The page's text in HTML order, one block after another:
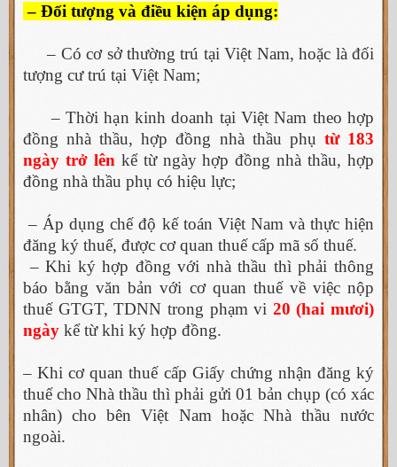
– Đối tượng và điều kiện áp dụng:
– Có cơ sở thường trú tại Việt Nam, hoặc là đối
tượng cư trú tại Việt Nam;
– Thời hạn kinh doanh tại Việt Nam theo hợp
đồng nhà thầu, hợp đồng nhà thầu phụ từ 183
ngày trở lên kể từ ngày hợp đồng nhà thầu, hợp
đồng nhà thầu phụ có hiệu lực;
– Áp dụng chế độ kế toán Việt Nam và thực hiện
đăng ký thuế, được cơ quan thuế cấp mã số thuế.
– Khi ký hợp đồng với nhà thầu thì phải thông
báo bằng văn bản với cơ quan thuế về việc nộp
thuế GTGT, TDNN trong phạm vi 20 (hai mươi)
ngày kể từ khi ký hợp đồng.
– Khi cơ quan thuế cấp Giấy chứng nhận đăng ký
thuế cho Nhà thầu thì phải gửi 01 bản chụp (có xác
nhân) cho bên Việt Nam hoặc Nhà thầu nước
ngoài.